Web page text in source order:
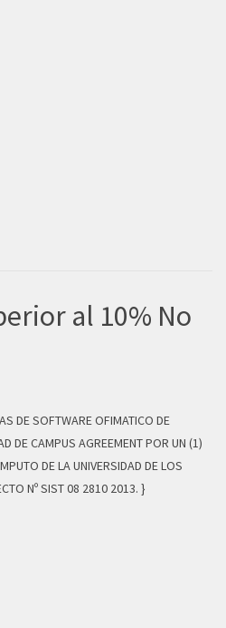
al 10% No
DE SOFTWARE OFIMATICO DE
DE CAMPUS AGREEMENT POR UN (1)
DE LA UNIVERSIDAD DE LOS
Nº SIST 08 2810 2013. }